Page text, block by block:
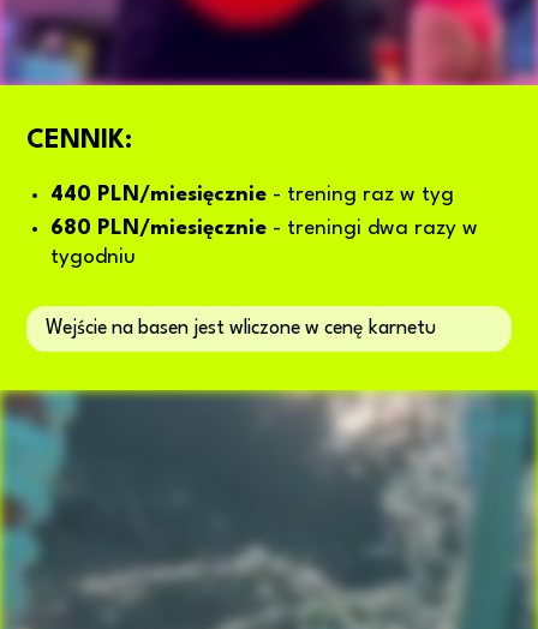
CENNIK:
440 PLN/miesięcznie - trening raz w tyg
680 PLN/miesięcznie - treningi dwa razy w
tygodniu
Wejście na basen jest wliczone w cenę karnetu